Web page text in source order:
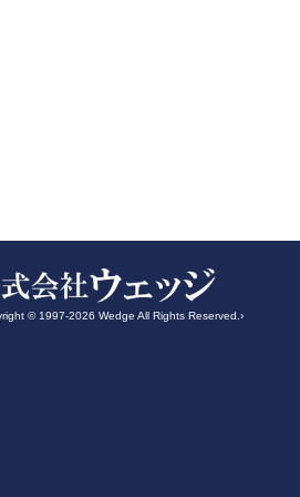
© 1997-2026 Wedge All Rights Reserved.›